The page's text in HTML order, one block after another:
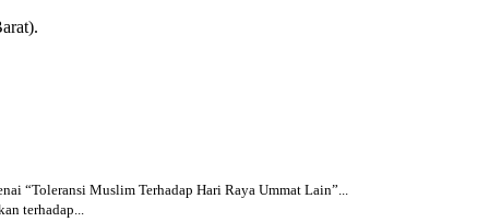
“Toleransi Muslim Terhadap Hari Raya Ummat Lain”...
terhadap...